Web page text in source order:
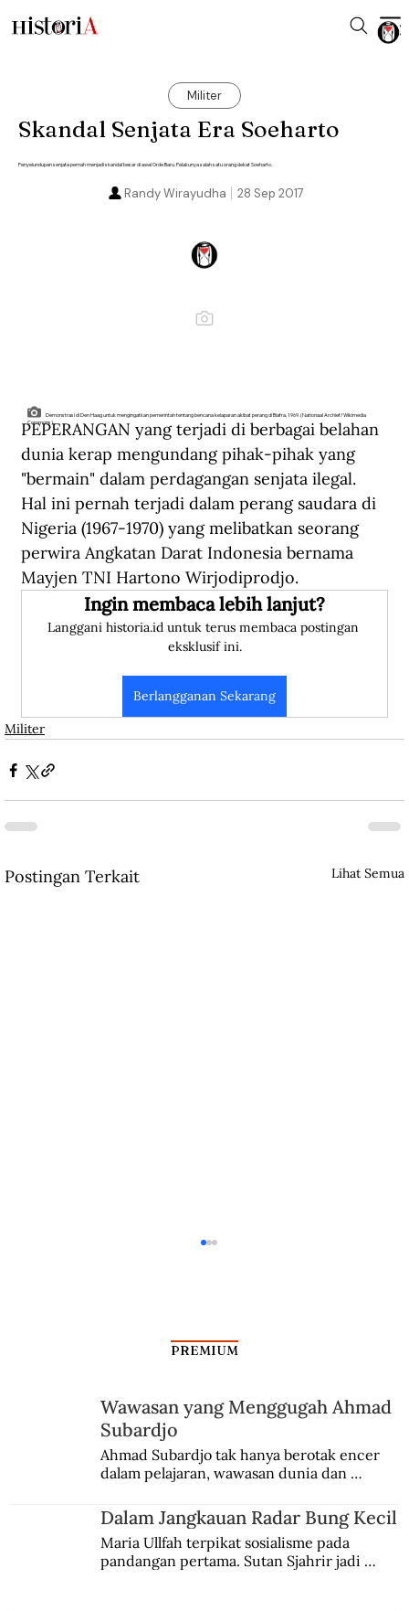
Militer
Skandal Senjata Era Soeharto
Penyelundupan senjata pernah menjadi skandal besar di awal Orde Baru. Pelakunya salah satu orang dekat Soeharto.
28 Sep 2017
Randy Wirayudha
Demonstrasi di Den Haag untuk mengingatkan pemerintah tentang bencana kelaparan akibat perang di Biafra, 1969. (Nationaal Archief/Wikimedia
Commons).
PEPERANGAN yang terjadi di berbagai belahan
dunia kerap mengundang pihak-pihak yang
"bermain" dalam perdagangan senjata ilegal.
Hal ini pernah terjadi dalam perang saudara di
Nigeria (1967-1970) yang melibatkan seorang
perwira Angkatan Darat Indonesia bernama
Mayjen TNI Hartono Wirjodiprodjo.
Ingin membaca lebih lanjut?
Langgani historia.id untuk terus membaca postingan
eksklusif ini.
Berlangganan Sekarang
Militer
Postingan Terkait Lihat Semua
PREMIUM
Wawasan yang Menggugah Ahmad
Subardjo
Ahmad Subardjo tak hanya berotak encer
dalam pelajaran, wawasan dunia dan
Jules Verne, Multatuli, hingga Sun Yat-sen.
Dalam Jangkauan Radar Bung Kecil
Maria Ullfah terpikat sosialisme pada
pandangan pertama. Sutan Sjahrir jadi